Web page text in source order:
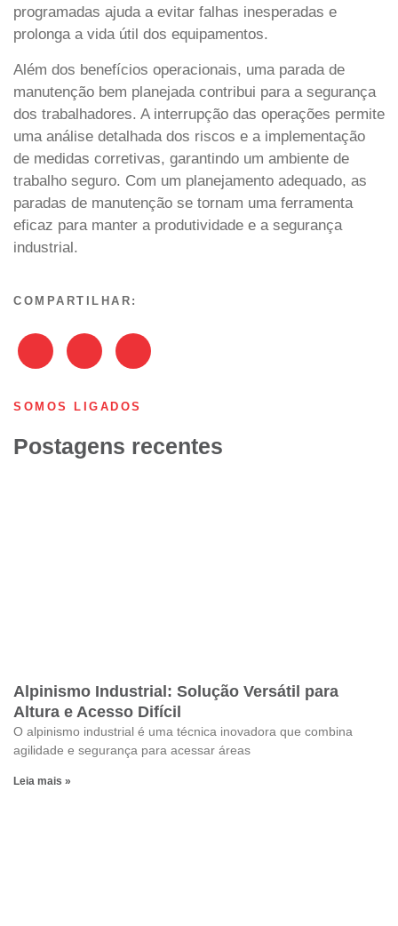
programadas ajuda a evitar falhas inesperadas e
prolonga a vida útil dos equipamentos.
Além dos benefícios operacionais, uma parada de
manutenção bem planejada contribui para a segurança
dos trabalhadores. A interrupção das operações permite
uma análise detalhada dos riscos e a implementação
de medidas corretivas, garantindo um ambiente de
trabalho seguro. Com um planejamento adequado, as
paradas de manutenção se tornam uma ferramenta
eficaz para manter a produtividade e a segurança
industrial.
COMPARTILHAR:
SOMOS LIGADOS
Postagens recentes
Alpinismo Industrial: Solução Versátil para
Altura e Acesso Difícil
O alpinismo industrial é uma técnica inovadora que combina
agilidade e segurança para acessar áreas
Leia mais »